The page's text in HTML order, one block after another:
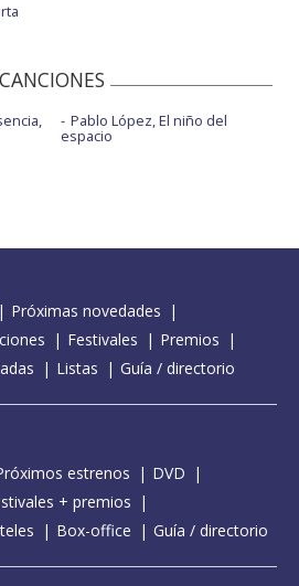
CANCIONES
Pablo López, El niño del
espacio
Próximas novedades
Festivales
Premios
Listas Guía / directorio
estrenos
DVD
+ premios
Box-office Guía / directorio